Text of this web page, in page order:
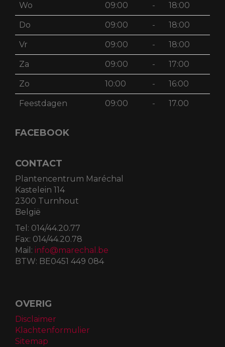
Wo 09:00 - 18:00
Do 09:00 - 18:00
Vr 09:00 - 18:00
Za 09:00 - 17:00
Zo 10:00 - 16:00
Feestdagen 09:00 - 17.00
FACEBOOK
CONTACT
Plantencentrum Maréchal
Kastelein 114
2300 Turnhout
België
Tel: 014/44.20.77
Fax: 014/44.20.78
Mail: info@marechal.be
BTW: BE0451 449 084
OVERIG
Disclaimer
Klachtenformulier
Sitemap